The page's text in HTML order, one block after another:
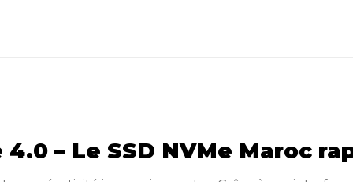
4.0 – Le SSD NVMe Maroc